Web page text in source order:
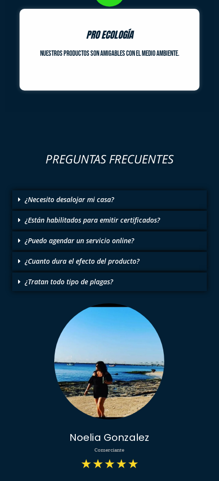
PRO ECOLOGÍA
Nuestros productos son amigables con el medio ambiente.
PREGUNTAS FRECUENTES
¿Necesito desalojar mi casa?
¿Están habilitados para emitir certificados?
¿Puedo agendar un servicio online?
¿Cuanto dura el efecto del producto?
¿Tratan todo tipo de plagas?
Noelia Gonzalez
Comerciante
★ ★ ★ ★ ★